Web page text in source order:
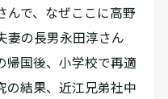
で、なぜここに高野
妻の長男永田淳さん
帰国後、小学校で再適
の結果、近江兄弟社中